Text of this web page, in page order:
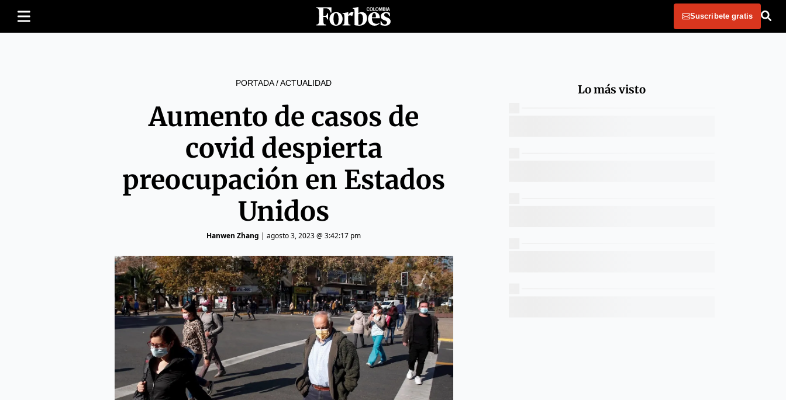
Suscribete gratis
PORTADA/ACTUALIDAD
Aumento de casos de
covid despierta
preocupación en Estados
Unidos
Hanwen Zhang | agosto 3, 2023 @ 3:42:17 pm
Lo más visto